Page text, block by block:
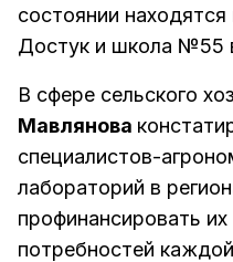
состоянии
Достук и школа
В сфере сельского
Мавлянова
специалистов-
лабораторий в
профинансировать
потребностей